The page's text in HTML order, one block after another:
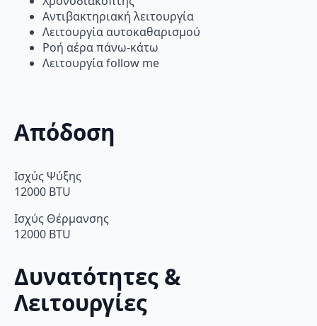
Αντιβακτηριακή λειτουργία
Λειτουργία αυτοκαθαρισμού
Ροή αέρα πάνω-κάτω
Λειτουργία follow me
Απόδοση
Ισχύς Ψύξης
12000 BTU
Ισχύς Θέρμανσης
12000 BTU
Δυνατότητες &
Λειτουργίες